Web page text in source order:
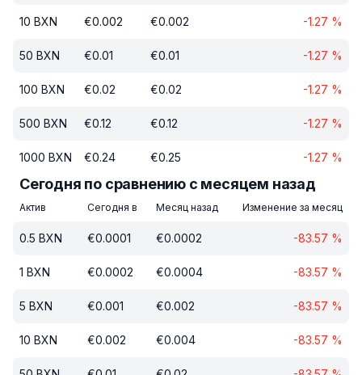
10 BXN €0.002 €0.002 -1.27 %
50 BXN €0.01 €0.01 -1.27 %
100 BXN €0.02 €0.02 -1.27 %
500 BXN €0.12 €0.12 -1.27 %
1000 BXN €0.24 €0.25 -1.27 %
Сегодня по сравнению с месяцем назад
Актив Сегодня в Месяц назад Изменение за месяц
0.5 BXN €0.0001 €0.0002 -83.57 %
1 BXN €0.0002 €0.0004 -83.57 %
5 BXN €0.001 €0.002 -83.57 %
10 BXN €0.002 €0.004 -83.57 %